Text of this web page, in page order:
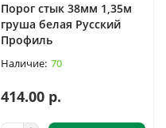
Порог стык 38мм 1,35м
груша белая Русский
Профиль
70
414.00 р.